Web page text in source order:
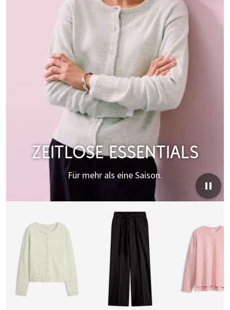
ZEITLOSE ESSENTIALS
Für mehr als eine Saison.